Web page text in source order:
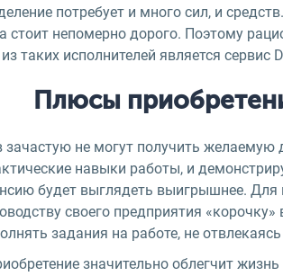
потребует и много сил, и
стоит непомерно дорого. Поэтому
таких исполнителей является сервис
Плюсы
зачастую не могут получить желаемую
навыки работы, и
будет выглядеть выигрышнее.
своего предприятия
задания на работе, не отвлекаясь
значительно облегчит